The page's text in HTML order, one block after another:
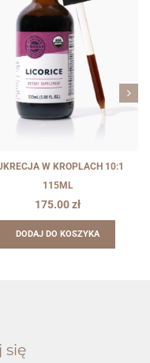
W KROPLACH 10:1
115ML
175.00zł
DODAJ DO KOSZYKA
się